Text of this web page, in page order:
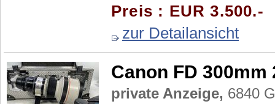
Preis : EUR 3.500.-
zur Detailansicht
Canon FD 300mm
private Anzeige, 6840